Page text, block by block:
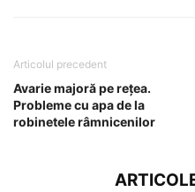
Articolul precedent
Avarie majoră pe rețea.
Probleme cu apa de la
robinetele râmnicenilor